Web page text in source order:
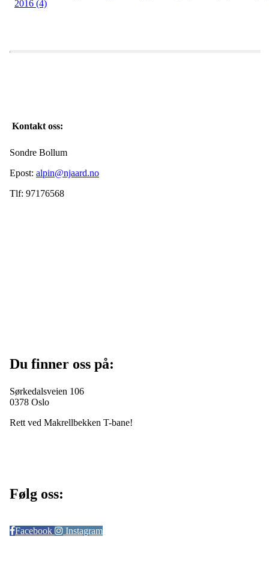
2016 (4)
Kontakt oss:
Sondre Bollum
Epost: alpin@njaard.no
Tlf: 97176568
Du finner oss på:
Sørkedalsveien 106
0378 Oslo
Rett ved Makrellbekken T-bane!
Følg oss:
Facebook Instagram